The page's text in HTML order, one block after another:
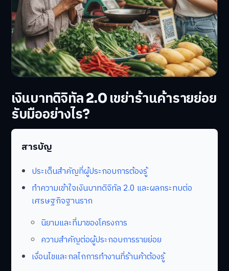
เงินบาทดิจิทัล 2.0 เขย่าร้านค้ารายย่อย
รับมืออย่างไร?
สารบัญ
ประเด็นสำคัญที่ผู้ประกอบการต้องรู้
ทำความเข้าใจเงินบาทดิจิทัล 2.0 และผลกระทบต่อ
เศรษฐกิจฐานราก
นิยามและที่มาของโครงการ
ความสำคัญต่อผู้ประกอบการรายย่อย
เงื่อนไขและกลไกการทำงานที่ร้านค้าต้องรู้